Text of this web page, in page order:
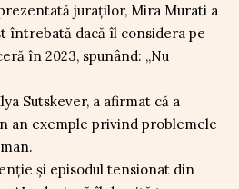
juraților, Mira Murati a
întrebată dacă îl considera pe
în 2023, spunând: „Nu
Sutskever, a afirmat că a
an exemple privind problemele
și episodul tensionat din